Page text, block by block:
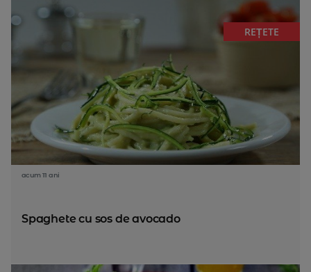
REȚETE
acum 11 ani
Spaghete cu sos de avocado